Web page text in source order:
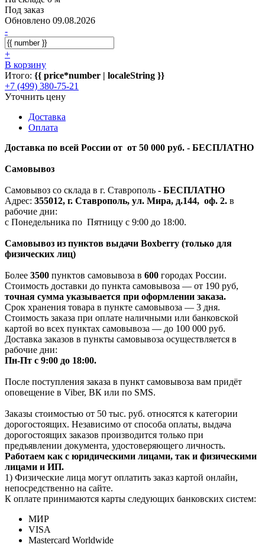
Под заказ
Обновлено 09.08.2026
-
+
В корзину
Итого: {{ price*number | localeString }}
+7 (499) 380-75-21
Уточнить цену
Доставка
Оплата
Доставка по всей России от от 50 000 руб. - БЕСПЛАТНО
Самовывоз
Самовывоз со склада в г. Ставрополь - БЕСПЛАТНО
Адрес: 355012, г. Ставрополь, ул. Мира, д.144, оф. 2. в
рабочие дни:
с Понедельника по Пятницу с 9:00 до 18:00.
Самовывоз из пунктов выдачи Boxberry (только для
физических лиц)
Более 3500 пунктов самовывоза в 600 городах России.
Стоимость доставки до пункта самовывоза — от 190 руб,
точная сумма указывается при оформлении заказа.
Срок хранения товара в пункте самовывоза — 3 дня.
Стоимость заказа при оплате наличными или банковской
картой во всех пунктах самовывоза — до 100 000 руб.
Доставка заказов в пункты самовывоза осуществляется в
рабочие дни:
Пн-Пт с 9:00 до 18:00.
После поступления заказа в пункт самовывоза вам придёт
оповещение в Viber, ВК или по SMS.
Заказы стоимостью от 50 тыс. руб. относятся к категории
дорогостоящих. Независимо от способа оплаты, выдача
дорогостоящих заказов производится только при
предъявлении документа, удостоверяющего личность.
Работаем как с юридическими лицами, так и физическими
лицами и ИП.
1) Физические лица могут оплатить заказ картой онлайн,
непосредственно на сайте.
К оплате принимаются карты следующих банковских систем:
МИР
VISA
Mastercard Worldwide